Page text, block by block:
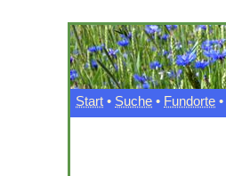
Start • Suche • Fundorte •